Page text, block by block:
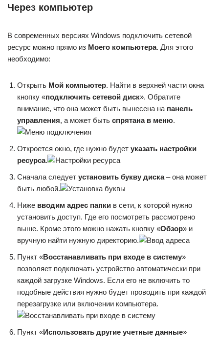
Через компьютер
В современных версиях Windows подключить сетевой
ресурс можно прямо из Моего компьютера. Для этого
необходимо:
Открыть Мой компьютер. Найти в верхней части окна
кнопку «подключить сетевой диск». Обратите
внимание, что она может быть вынесена на панель
управления, а может быть спрятана в меню.
Откроется окно, где нужно будет указать настройки
ресурса.
Сначала следует установить букву диска– она может
быть любой.
Ниже вводим адрес папки в сети, к которой нужно
установить доступ. Где его посмотреть рассмотрено
выше. Кроме этого можно нажать кнопку «Обзор» и
вручную найти нужную директорию.
Пункт «Восстанавливать при входе в систему»
позволяет подключать устройство автоматически при
каждой загрузке Windows. Если его не включить то
подобные действия нужно будет проводить при каждой
перезагрузке или включении компьютера.
Пункт «Использовать другие учетные данные»